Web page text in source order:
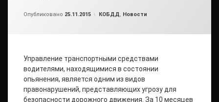
Опубликовано 25.11.2015 Рубрики:
КОБДД, Новости
Управление транспортными средствами
водителями, находящимися в состоянии
опьянения, является одним из видов
правонарушений, представляющих угрозу для
безопасности дорожного движения. За 10 месяцев